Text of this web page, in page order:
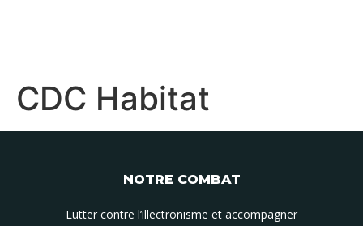
CDC Habitat
NOTRE COMBAT
Lutter contre l’illectronisme et accompagner